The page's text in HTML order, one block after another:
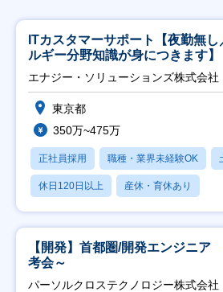
ITカスタマーサポート【夜勤無
ルギー分野知識が身につきます】
エナジー・ソリューションズ株式会社
東京都
350万~475万
正社員採用 職種・業界未経験OK
休日120日以上 産休・育休あり
【開発】首都圏/開発エンジニ
考会～
パーソルクロステクノロジー株式会社